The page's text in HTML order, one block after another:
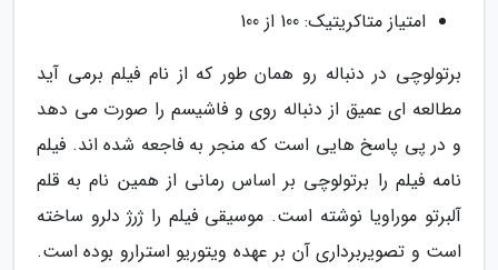
امتیاز متاکریتیک: 100 از 100
برتولوچی در دنباله رو همان طور که از نام فیلم برمی آید
مطالعه ای عمیق از دنباله روی و فاشیسم را صورت می دهد
و در پی پاسخ هایی است که منجر به فاجعه شده اند. فیلم
نامه فیلم را برتولوچی بر اساس رمانی از همین نام به قلم
آلبرتو موراویا نوشته است. موسیقی فیلم را ژرژ دلرو ساخته
است و تصویربرداری آن بر عهده ویتوریو استرارو بوده است.